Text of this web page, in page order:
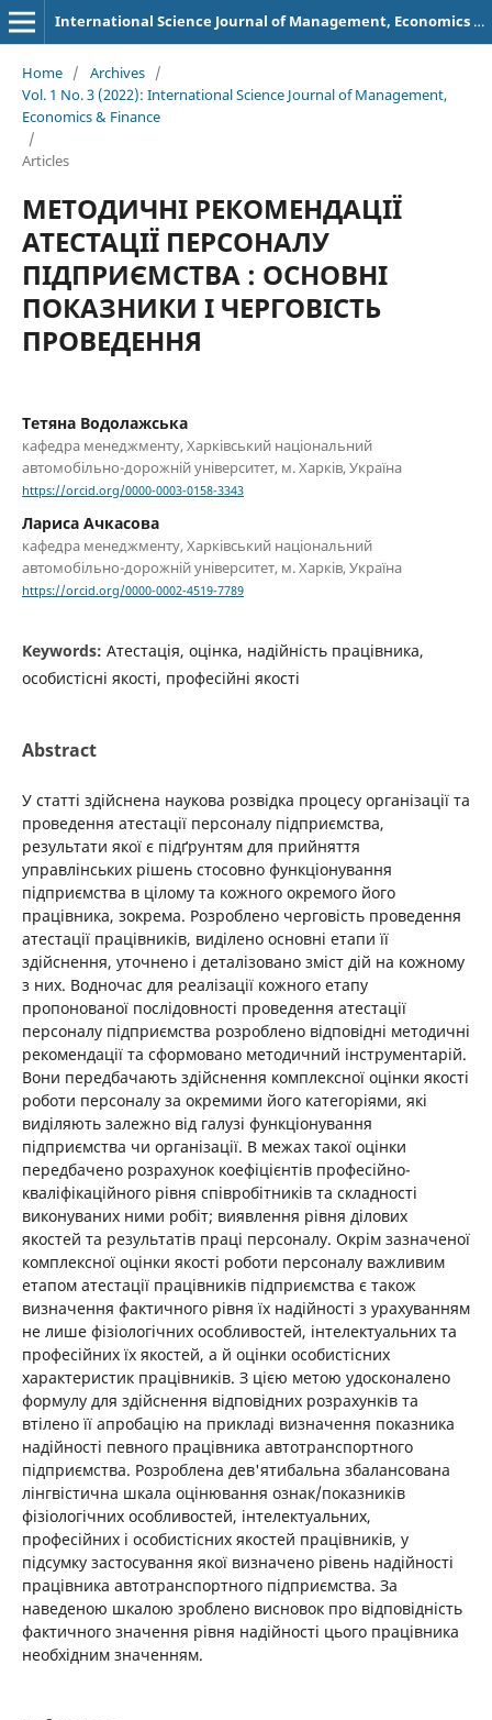
International Science Journal of Management, Economics & Finance
Home / Archives /
Vol. 1 No. 3 (2022): International Science Journal of Management,
Economics & Finance
/
Articles
МЕТОДИЧНІ РЕКОМЕНДАЦІЇ
АТЕСТАЦІЇ ПЕРСОНАЛУ
ПІДПРИЄМСТВА : ОСНОВНІ
ПОКАЗНИКИ І ЧЕРГОВІСТЬ
ПРОВЕДЕННЯ
Тетяна Водолажська
кафедра менеджменту, Харківський національний
автомобільно-дорожній університет, м. Харків, Україна
https://orcid.org/0000-0003-0158-3343
Лариса Ачкасова
кафедра менеджменту, Харківський національний
автомобільно-дорожній університет, м. Харків, Україна
https://orcid.org/0000-0002-4519-7789
Keywords: Атестація, оцінка, надійність працівника,
особистісні якості, професійні якості
Abstract
У статті здійснена наукова розвідка процесу організації та
проведення атестації персоналу підприємства,
результати якої є підґрунтям для прийняття
управлінських рішень стосовно функціонування
підприємства в цілому та кожного окремого його
працівника, зокрема. Розроблено черговість проведення
атестації працівників, виділено основні етапи її
здійснення, уточнено і деталізовано зміст дій на кожному
з них. Водночас для реалізації кожного етапу
пропонованої послідовності проведення атестації
персоналу підприємства розроблено відповідні методичні
рекомендації та сформовано методичний інструментарій.
Вони передбачають здійснення комплексної оцінки якості
роботи персоналу за окремими його категоріями, які
виділяють залежно від галузі функціонування
підприємства чи організації. В межах такої оцінки
передбачено розрахунок коефіцієнтів професійно-
кваліфікаційного рівня співробітників та складності
виконуваних ними робіт; виявлення рівня ділових
якостей та результатів праці персоналу. Окрім зазначеної
комплексної оцінки якості роботи персоналу важливим
етапом атестації працівників підприємства є також
визначення фактичного рівня їх надійності з урахуванням
не лише фізіологічних особливостей, інтелектуальних та
професійних їх якостей, а й оцінки особистісних
характеристик працівників. З цією метою удосконалено
формулу для здійснення відповідних розрахунків та
втілено її апробацію на прикладі визначення показника
надійності певного працівника автотранспортного
підприємства. Розроблена дев'ятибальна збалансована
лінгвістична шкала оцінювання ознак/показників
фізіологічних особливостей, інтелектуальних,
професійних і особистісних якостей працівників, у
підсумку застосування якої визначено рівень надійності
працівника автотранспортного підприємства. За
наведеною шкалою зроблено висновок про відповідність
фактичного значення рівня надійності цього працівника
необхідним значенням.